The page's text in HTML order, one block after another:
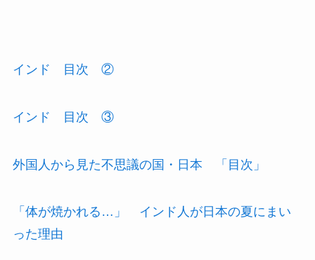
インド 目次 ②
インド 目次 ③
外国人から見た不思議の国・日本 「目次」
「体が焼かれる…」 インド人が日本の夏にまい
った理由